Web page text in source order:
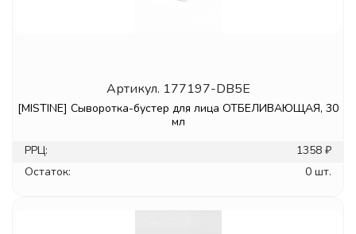
Артикул. 177197-DB5E
[MISTINE] Сыворотка-бустер для лица ОТБЕЛИВАЮЩАЯ, 30
мл
РРЦ:
1358 ₽
Остаток:
0 шт.